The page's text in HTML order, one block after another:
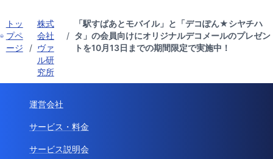
トッ
プペ
ージ
/
株式
会社
ヴァ
ル研
究所
/
「駅すぱあとモバイル」と「デコぽん★シヤチハ
タ」の会員向けにオリジナルデコメールのプレゼン
トを10月13日までの期間限定で実施中！
運営会社
サービス・料金
サービス説明会